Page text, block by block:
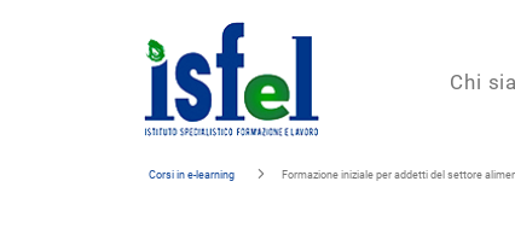
Istituto
Chi
Corsi in e-learning Formazione iniziale per addetti del settore